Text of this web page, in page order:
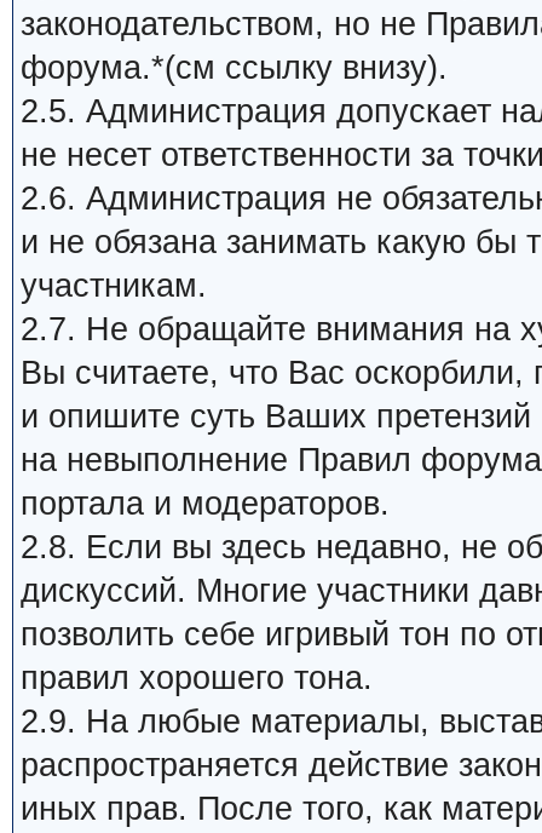
законодательством, но не
форума.*(см ссылку внизу).
2.5. Администрация допускает
не несет ответственности за
2.6. Администрация не
и не обязана занимать какую
участникам.
2.7. Не обращайте внимания на
Вы считаете, что Вас
и опишите суть Ваших
на невыполнение Правил форума
портала и модераторов.
2.8. Если вы здесь недавно, не
дискуссий. Многие участники
позволить себе игривый тон по
правил хорошего тона.
2.9. На любые материалы,
распространяется действие
иных прав. После того, как